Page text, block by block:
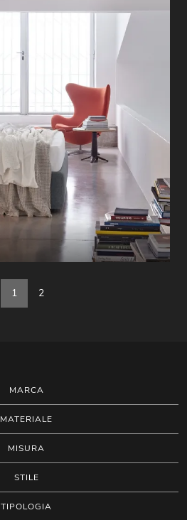
1 2
MARCA
MATERIALE
MISURA
STILE
TIPOLOGIA